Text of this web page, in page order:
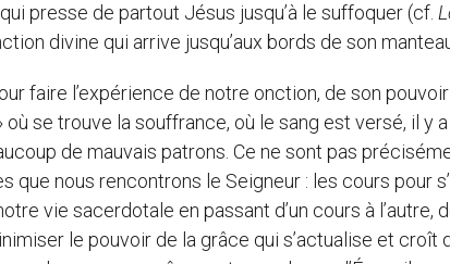
presse de partout Jésus jusqu’à le suffoquer (cf.
divine qui arrive jusqu’aux bords de son
l’expérience de notre onction, de son
se trouve la souffrance, où le sang est versé, il y
de mauvais patrons. Ce ne sont pas
nous rencontrons le Seigneur : les cours pour
vie sacerdotale en passant d’un cours à l’autre,
le pouvoir de la grâce qui s’actualise et croît